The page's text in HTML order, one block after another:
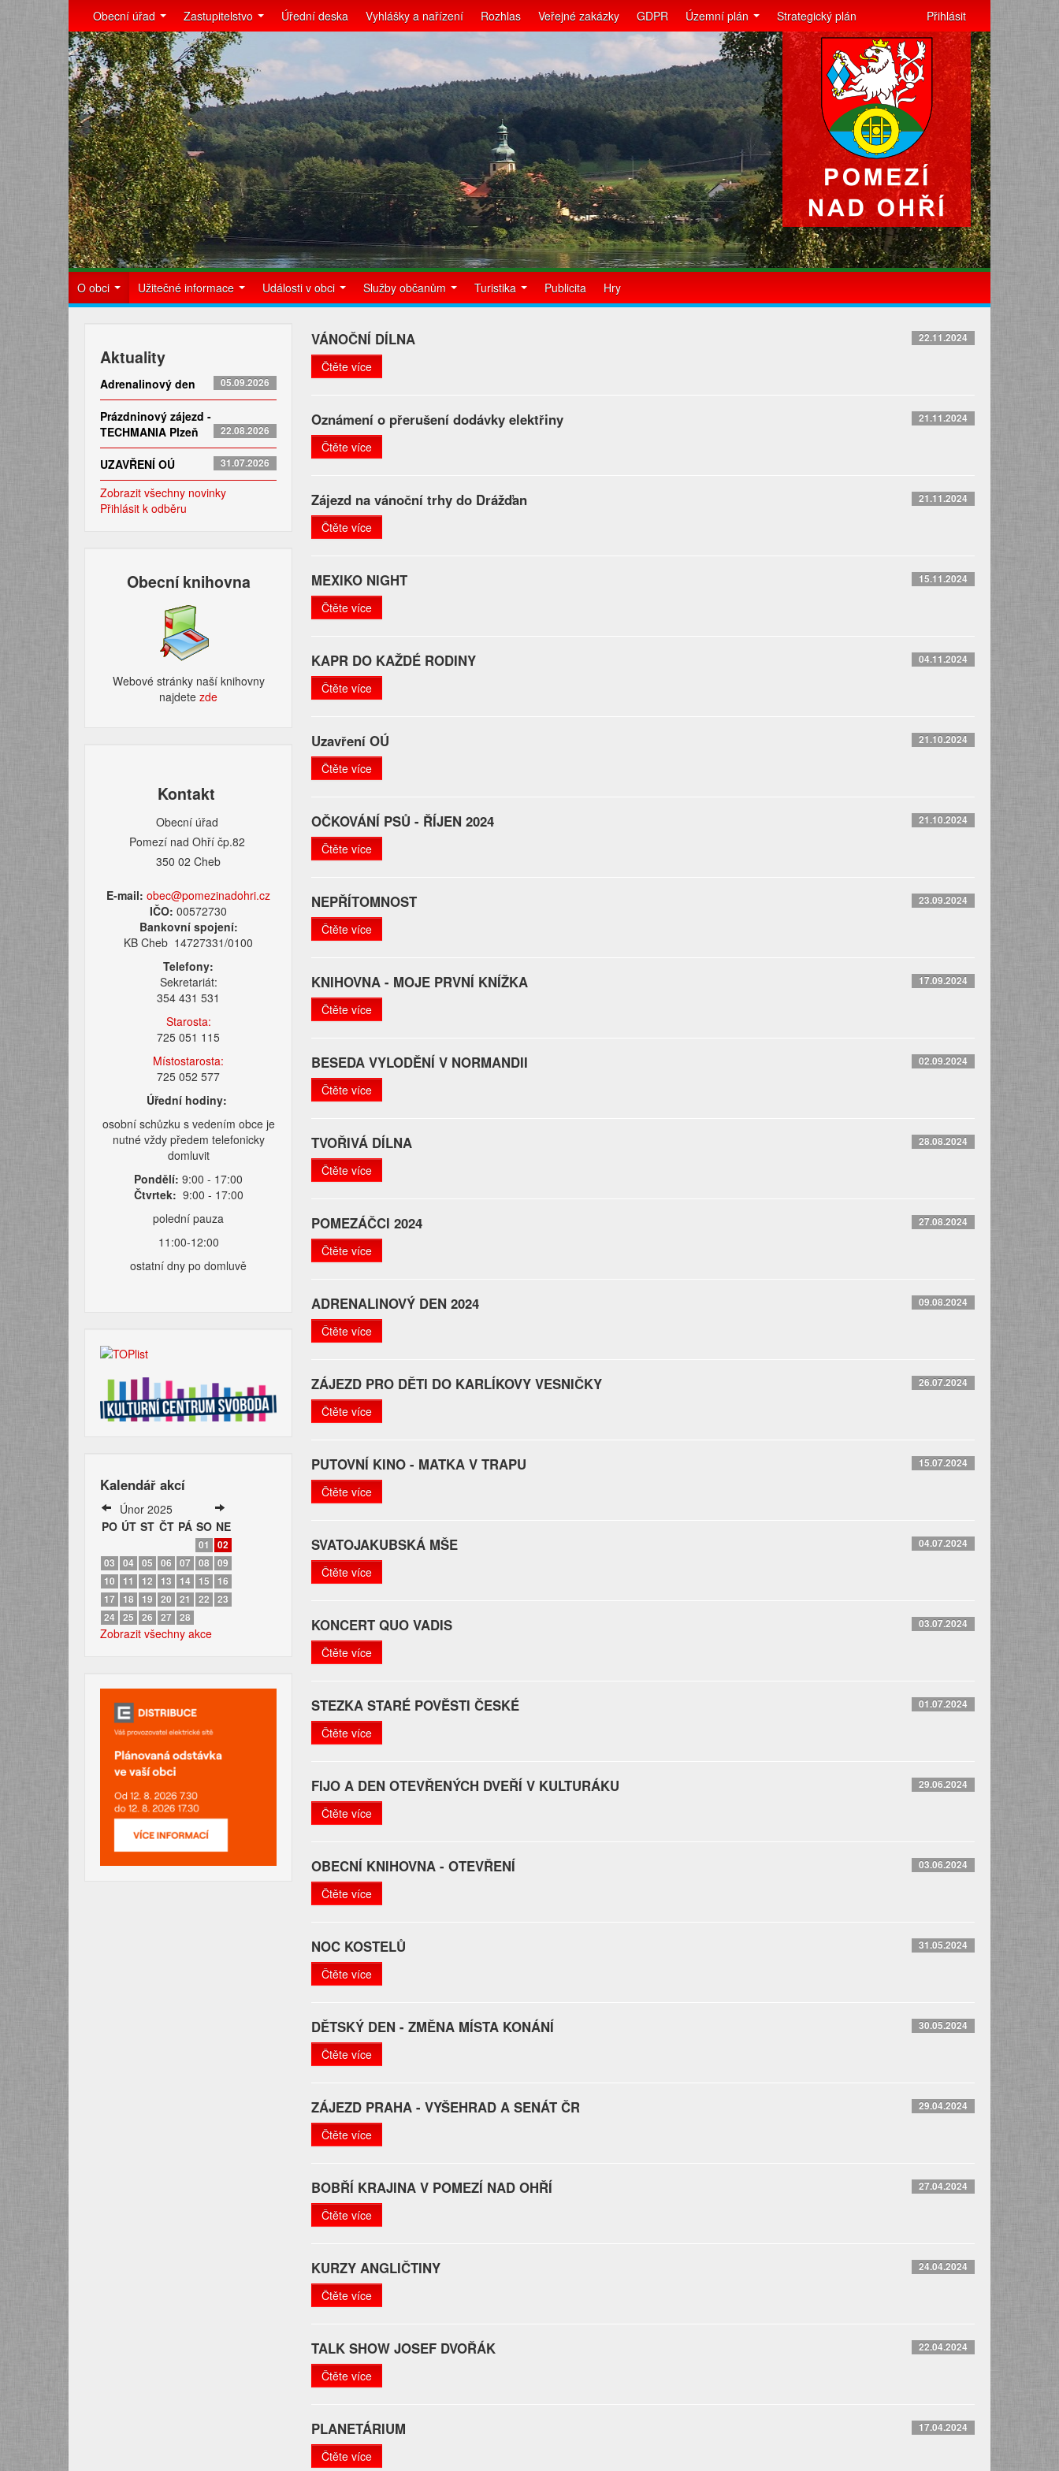
Obecní úřad Zastupitelstvo Úřední deska Vyhlášky a nařízení Rozhlas Veřejné zakázky GDPR Územní plán Strategický plán Přihlásit
O obci Užitečné informace Události v obci Služby občanům Turistika Publicita Hry
Aktuality
Adrenalinový den 05.09.2026
Prázdninový zájezd -
TECHMANIA Plzeň
22.08.2026
UZAVŘENÍ OÚ 31.07.2026
Zobrazit všechny novinky
Přihlásit k odběru
Obecní knihovna
Webové stránky naší knihovny
najdetezde​
Kontakt
Obecní úřad
Pomezí nad Ohří čp.82
350 02 Cheb
E-mail: obec@pomezinadohri.cz
IČO:00572730
Bankovní spojení:
KB Cheb 14727331/0100
Telefony:
Sekretariát:
354 431 531
Starosta:
725 051 115
Místostarosta:
725 052 577
Úřední hodiny:
osobní schůzku s vedením obce je
nutné vždy předem telefonicky
domluvit
Pondělí: 9:00 - 17:00
Čtvrtek: 9:00 - 17:00
polední pauza
11:00-12:00
ostatní dny po domluvě
Kalendář akcí
Únor 2025
PO ÚT ST ČT PÁ SO NE
01
02
03
04 05 06 07 08
09
10
11 12 13 14 15
16
17 18 19 20 21 22
23
24
25 26 27 28
Zobrazit všechny akce
VÁNOČNÍ DÍLNA 22.11.2024
Čtěte více
Oznámení o přerušení dodávky elektřiny 21.11.2024
Čtěte více
Zájezd na vánoční trhy do Drážďan 21.11.2024
Čtěte více
MEXIKO NIGHT 15.11.2024
Čtěte více
KAPR DO KAŽDÉ RODINY 04.11.2024
Čtěte více
Uzavření OÚ 21.10.2024
Čtěte více
OČKOVÁNÍ PSŮ - ŘÍJEN 2024 21.10.2024
Čtěte více
NEPŘÍTOMNOST 23.09.2024
Čtěte více
KNIHOVNA - MOJE PRVNÍ KNÍŽKA 17.09.2024
Čtěte více
BESEDA VYLODĚNÍ V NORMANDII 02.09.2024
Čtěte více
TVOŘIVÁ DÍLNA 28.08.2024
Čtěte více
POMEZÁČCI 2024 27.08.2024
Čtěte více
ADRENALINOVÝ DEN 2024 09.08.2024
Čtěte více
ZÁJEZD PRO DĚTI DO KARLÍKOVY VESNIČKY 26.07.2024
Čtěte více
PUTOVNÍ KINO - MATKA V TRAPU 15.07.2024
Čtěte více
SVATOJAKUBSKÁ MŠE 04.07.2024
Čtěte více
KONCERT QUO VADIS 03.07.2024
Čtěte více
STEZKA STARÉ POVĚSTI ČESKÉ 01.07.2024
Čtěte více
FIJO A DEN OTEVŘENÝCH DVEŘÍ V KULTURÁKU 29.06.2024
Čtěte více
OBECNÍ KNIHOVNA - OTEVŘENÍ 03.06.2024
Čtěte více
NOC KOSTELŮ 31.05.2024
Čtěte více
DĚTSKÝ DEN - ZMĚNA MÍSTA KONÁNÍ 30.05.2024
Čtěte více
ZÁJEZD PRAHA - VYŠEHRAD A SENÁT ČR 29.04.2024
Čtěte více
BOBŘÍ KRAJINA V POMEZÍ NAD OHŘÍ 27.04.2024
Čtěte více
KURZY ANGLIČTINY 24.04.2024
Čtěte více
TALK SHOW JOSEF DVOŘÁK 22.04.2024
Čtěte více
PLANETÁRIUM 17.04.2024
Čtěte více